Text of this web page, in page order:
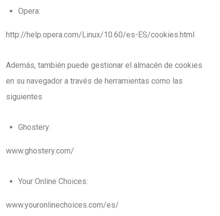
Opera:
http://help.opera.com/Linux/10.60/es-ES/cookies.html
Además, también puede gestionar el almacén de cookies
en su navegador a través de herramientas como las
siguientes
Ghostery:
www.ghostery.com/
Your Online Choices:
www.youronlinechoices.com/es/